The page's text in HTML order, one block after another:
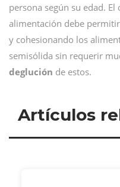
persona según su edad.
alimentación debe
y cohesionando los
semisólida sin requerir
deglución de estos.
Artículos